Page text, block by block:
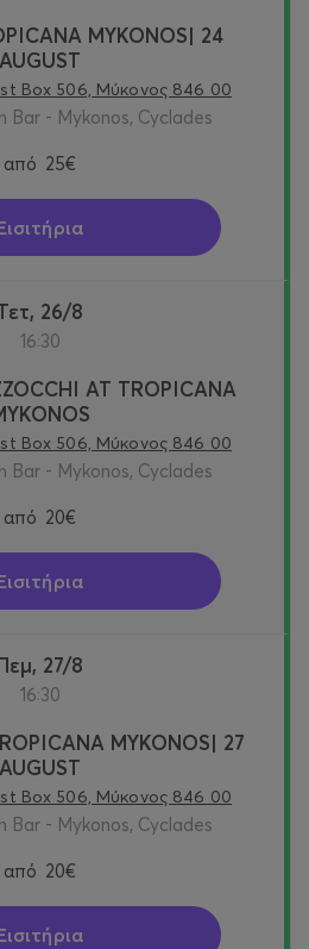
MYKONOS| 24
AUGUST
Box 506, Μύκονος 846 00
Bar - Mykonos, Cyclades
από 25€
Τετ, 26/8
16:30
AT TROPICANA
Box 506, Μύκονος 846 00
Bar - Mykonos, Cyclades
από 20€
Πεμ, 27/8
16:30
MYKONOS| 27
AUGUST
Box 506, Μύκονος 846 00
Bar - Mykonos, Cyclades
από 20€